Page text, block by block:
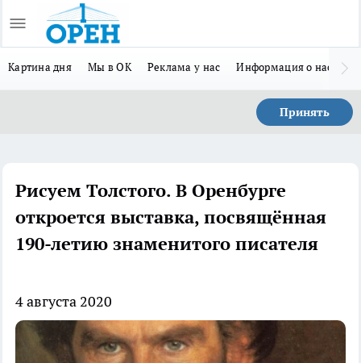
Картина дня Мы в ОК Реклама у нас Информация о нас
Принять
Рисуем Толстого. В Оренбурге
откроется выставка, посвящённая
190-летию знаменитого писателя
4 августа 2020